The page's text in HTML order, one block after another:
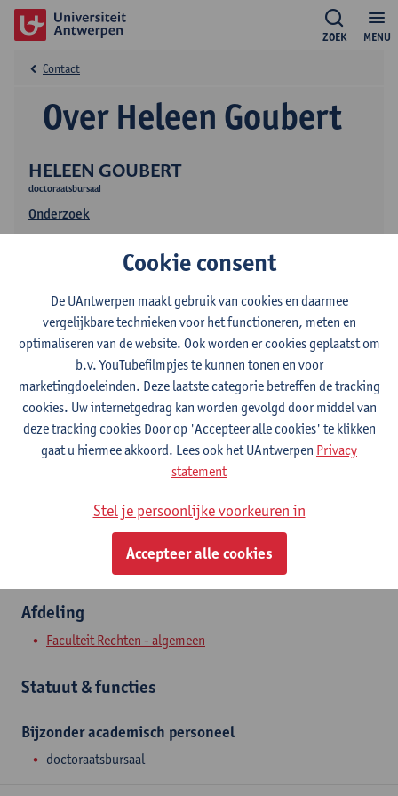
MENU
ZOEK
HELEEN GOUBERT
doctoraatsbursaal
Onderzoek
Over Heleen Goubert
Contact
Contact
Stadscampus
Toon e-mailadres
Venusstraat 23
Afdeling
Faculteit Rechten - algemeen
Statuut & functies
Bijzonder academisch personeel
doctoraatsbursaal
Cookie consent
De UAntwerpen maakt gebruik van cookies en daarmee
vergelijkbare technieken voor het functioneren, meten en
optimaliseren van de website. Ook worden er cookies geplaatst om
b.v. YouTubefilmpjes te kunnen tonen en voor
marketingdoeleinden. Deze laatste categorie betreffen de tracking
cookies. Uw internetgedrag kan worden gevolgd door middel van
deze tracking cookies Door op 'Accepteer alle cookies' te klikken
gaat u hiermee akkoord. Lees ook het UAntwerpen Privacy
statement
Stel je persoonlijke voorkeuren in
Accepteer alle cookies